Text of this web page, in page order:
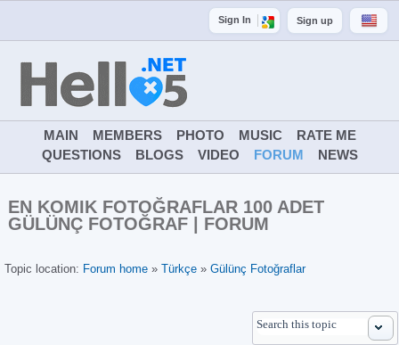
Sign In Sign up
MAIN MEMBERS PHOTO MUSIC
RATE ME
QUESTIONS
BLOGS VIDEO FORUM NEWS
EN KOMIK FOTOĞRAFLAR 100 ADET
GÜLÜNÇ FOTOĞRAF | FORUM
Topic location: Forum home » Türkçe » Gülünç Fotoğraflar